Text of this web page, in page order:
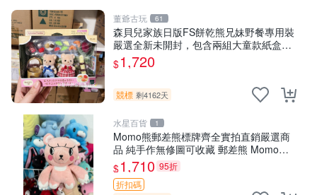
董爺古玩 61
森貝兒家族日版FS餅乾熊兄妹野餐專用裝
嚴選全新未開封，包含兩組大童款紙盒
裝，適合收藏與分享。 餅乾熊兄妹、野
餐、收藏
$1,720
競標 剩4162天
水星百貨 1
Momo熊郵差熊標牌齊全實拍直銷嚴選商
品 純手作無修圖可收藏 郵差熊 Momo熊
標牌 商品
$1,710 95折
折扣碼